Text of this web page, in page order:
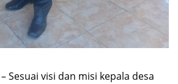
– Sesuai visi dan misi kepala desa